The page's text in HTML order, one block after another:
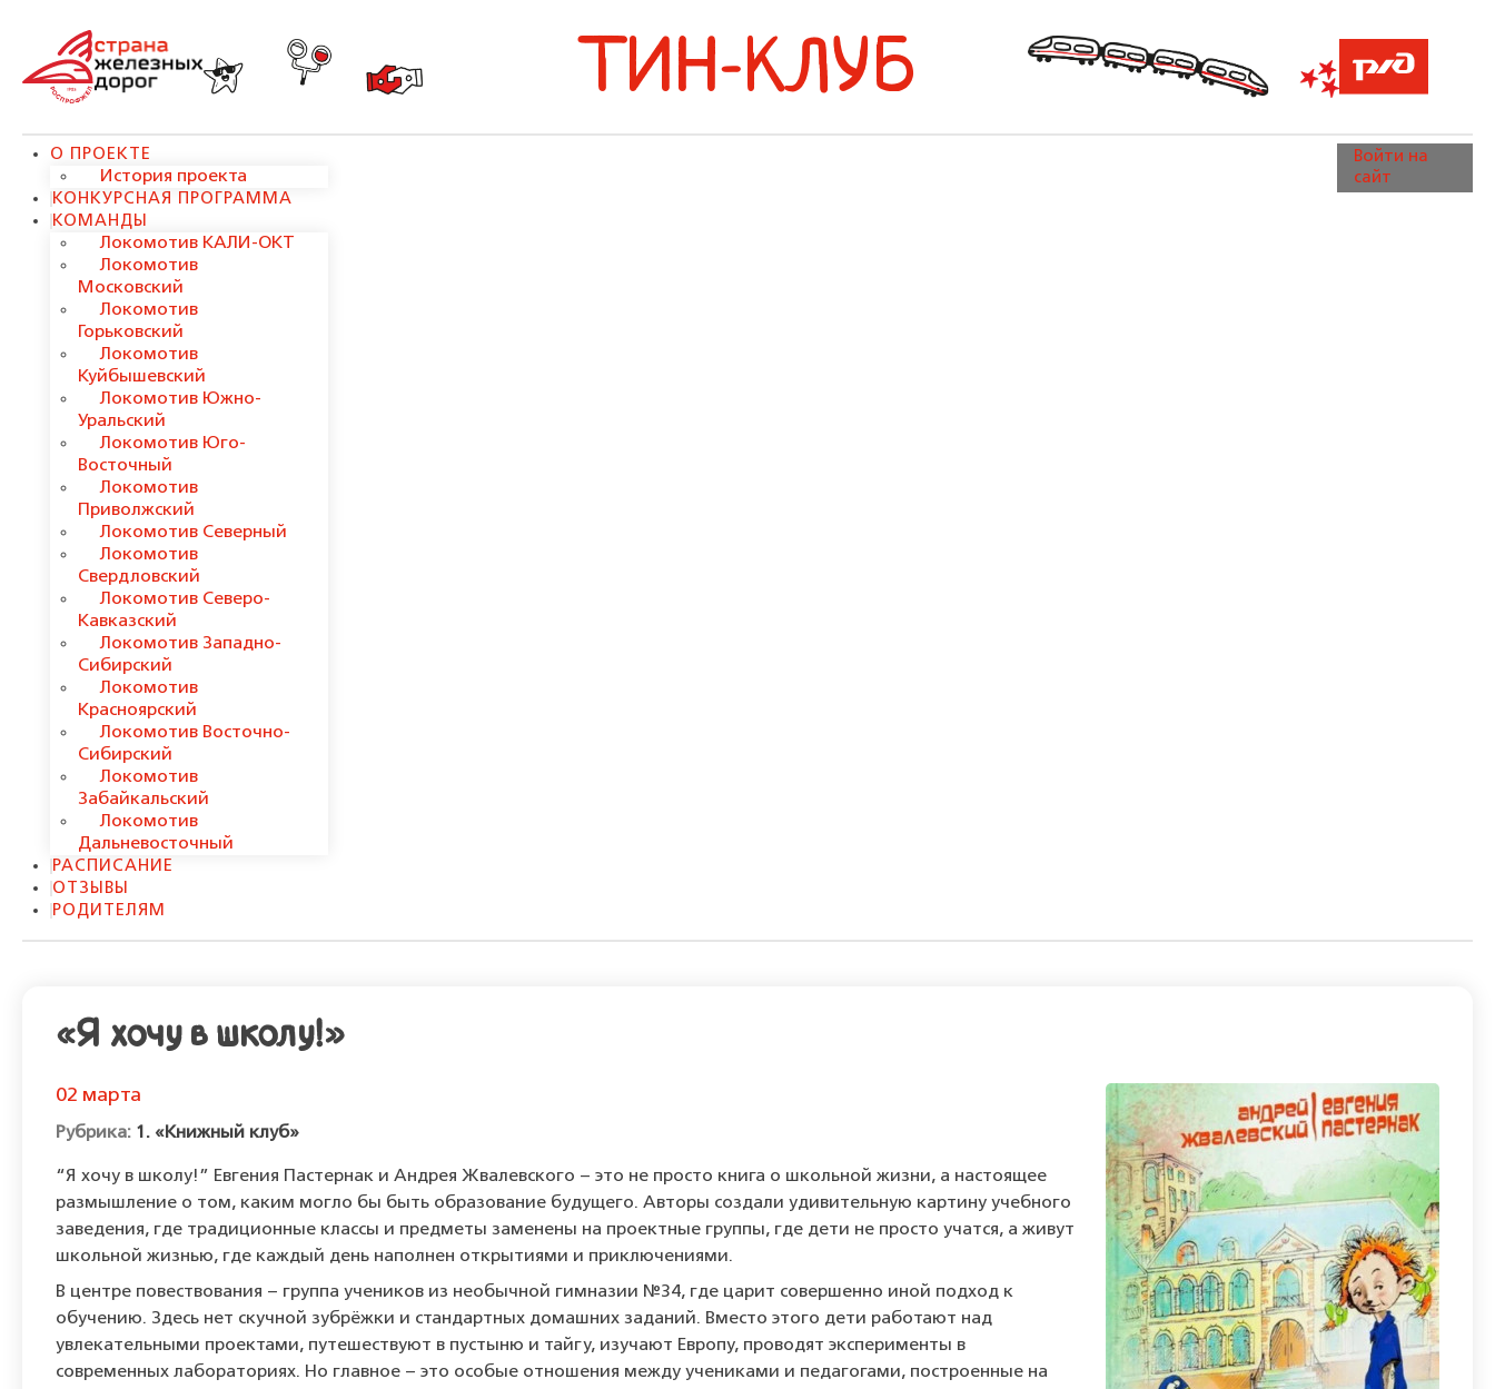
ТИН-КЛУБ
О ПРОЕКТЕ
История проекта
КОНКУРСНАЯ ПРОГРАММА
КОМАНДЫ
Локомотив КАЛИ-ОКТ
Локомотив
Московский
Локомотив
Горьковский
Локомотив
Куйбышевский
Локомотив Южно-
Уральский
Локомотив Юго-
Восточный
Локомотив
Приволжский
Локомотив Северный
Локомотив
Свердловский
Локомотив Северо-
Кавказский
Локомотив Западно-
Сибирский
Локомотив
Красноярский
Локомотив Восточно-
Сибирский
Локомотив
Забайкальский
Локомотив
Дальневосточный
РАСПИСАНИЕ
ОТЗЫВЫ
РОДИТЕЛЯМ
Войти на
сайт
«Я хочу в школу!»
02 марта
1. «Книжный клуб»
“Я хочу в школу!” Евгения Пастернак и Андрея Жвалевского – это не просто книга о школьной жизни, а настоящее
размышление о том, каким могло бы быть образование будущего. Авторы создали удивительную картину учебного
заведения, где традиционные классы и предметы заменены на проектные группы, где дети не просто учатся, а живут
школьной жизнью, где каждый день наполнен открытиями и приключениями.
В центре повествования – группа учеников из необычной гимназии №34, где царит совершенно иной подход к
обучению. Здесь нет скучной зубрёжки и стандартных домашних заданий. Вместо этого дети работают над
увлекательными проектами, путешествуют в пустыню и тайгу, изучают Европу, проводят эксперименты в
современных лабораториях. Но главное – это особые отношения между учениками и педагогами, построенные на